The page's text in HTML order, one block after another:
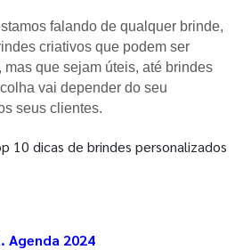
falando de qualquer brinde,
criativos que podem ser
que sejam úteis, até brindes
vai depender do seu
seus clientes.
10 dicas de brindes personalizados
Agenda 2024